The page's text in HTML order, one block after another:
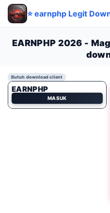
EARNPHP 2026 -
Butuh download client
EARNPHP
MASUK